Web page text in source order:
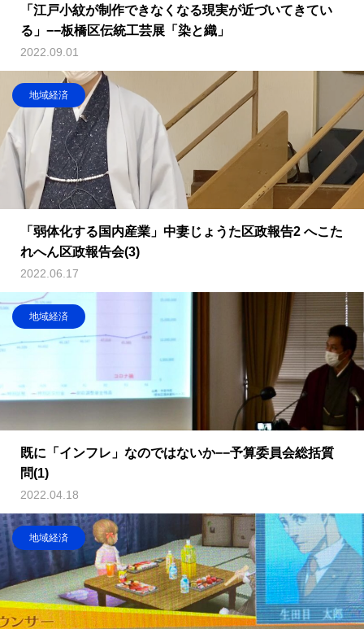
「江戸小紋が制作できなくなる現実が近づいてきてい
る」−−板橋区伝統工芸展「染と織」
2022.09.01
地域経済
「弱体化する国内産業」中妻じょうた区政報告2 へこた
れへん区政報告会(3)
2022.06.17
地域経済
既に「インフレ」なのではないか−−予算委員会総括質
問(1)
2022.04.18
地域経済